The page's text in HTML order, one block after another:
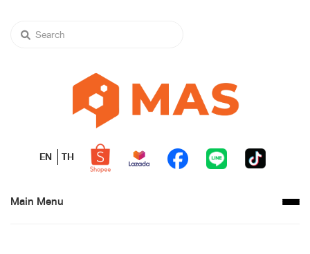
EN TH
Main Menu